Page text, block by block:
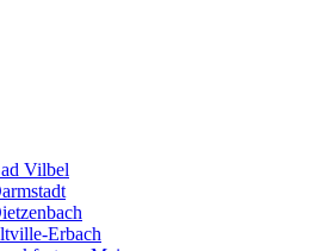
Vilbel
Erbach